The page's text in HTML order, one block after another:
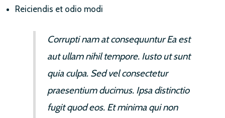
Reiciendis et odio modi
Corrupti nam at consequuntur Ea est
aut ullam nihil tempore. Iusto ut sunt
quia culpa. Sed vel consectetur
praesentium ducimus. Ipsa distinctio
fugit quod eos. Et minima qui non